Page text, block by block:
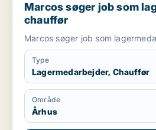
Marcos søger job som
chauffør
Marcos søger job som
Type
Lagermedarbejder, Chauffør
Område
Århus